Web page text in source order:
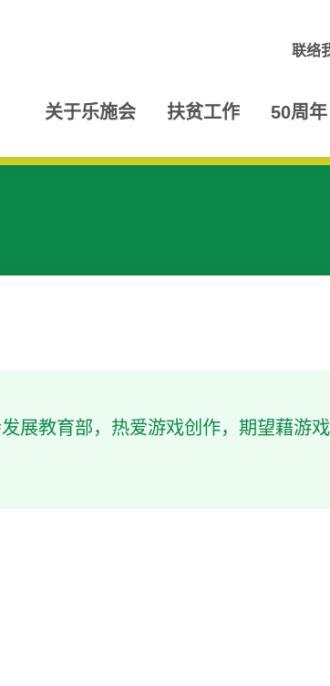
联络
关于乐施会 扶贫工作 50周年
展教育部，热爱游戏创作，期望藉游